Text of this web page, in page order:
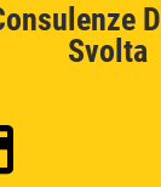
Svolta